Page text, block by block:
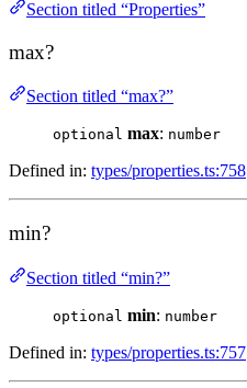
Section titled “Properties”
max?
Section titled “max?”
optional max: number
Defined in: types/properties.ts:758
min?
Section titled “min?”
optional min: number
Defined in: types/properties.ts:757